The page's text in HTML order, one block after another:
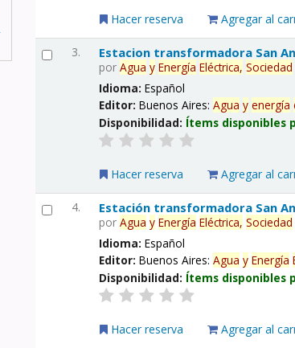
Hacer reserva Agregar al
3. Estacion transformadora San
porAgua y Energía Eléctrica, Sociedad
Idioma:Español
Editor:Buenos Aires:Agua y energía
Disponibilidad: Ítems disponibles
Hacer reserva Agregar al
4. Estación transformadora San
porAgua y Energía Eléctrica, Sociedad
Idioma:Español
Editor:Buenos Aires:Agua y Energía
Disponibilidad: Ítems disponibles
Hacer reserva Agregar al